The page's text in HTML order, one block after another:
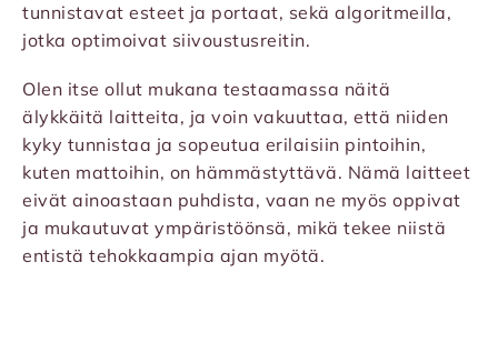
tunnistavat esteet ja portaat, sekä algoritmeilla,
jotka optimoivat siivoustusreitin.
Olen itse ollut mukana testaamassa näitä
älykkäitä laitteita, ja voin vakuuttaa, että niiden
kyky tunnistaa ja sopeutua erilaisiin pintoihin,
kuten mattoihin, on hämmästyttävä. Nämä laitteet
eivät ainoastaan puhdista, vaan ne myös oppivat
ja mukautuvat ympäristöönsä, mikä tekee niistä
entistä tehokkaampia ajan myötä.